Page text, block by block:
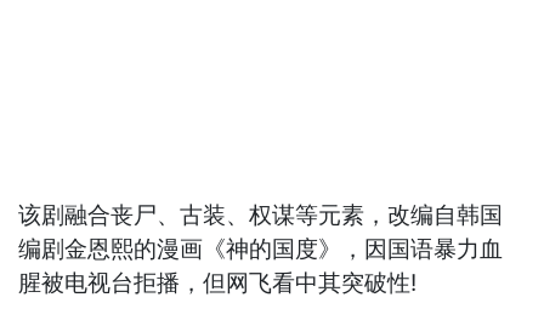
该剧融合丧尸、古装、权谋等元素，改编自韩国
编剧金恩熙的漫画《神的国度》，因国语暴力血
腥被电视台拒播，但网飞看中其突破性!